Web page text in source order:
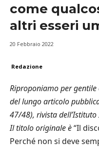
come
altri esseri
20 Febbraio 2022
Redazione
Riproponiamo per gentile
del lungo articolo
47/48), rivista
Il titolo originale è“Il
Perché non si deve